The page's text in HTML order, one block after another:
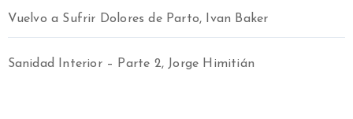
Vuelvo a Sufrir Dolores de Parto, Ivan Baker
Sanidad Interior – Parte 2, Jorge Himitián